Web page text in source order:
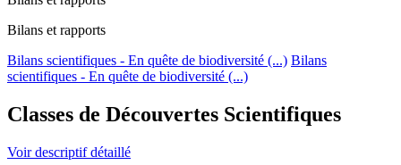
Bilans et rapports
Bilans scientifiques - En quête de biodiversité (...) Bilans
scientifiques - En quête de biodiversité (...)
Classes de Découvertes Scientifiques
Voir descriptif détaillé